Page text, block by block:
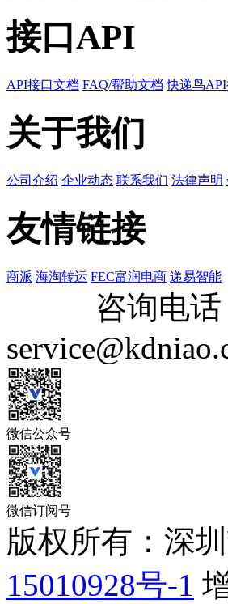
接口API
API接口文档 FAQ/帮助文档 快递鸟API
关于我们
公司介绍 企业动态 联系我们 法律声明
友情链接
商派 海淘转运 FEC富润电商 递易智能
咨询电话
微信公众号
微信订阅号
版权所有：深
15010928号-1